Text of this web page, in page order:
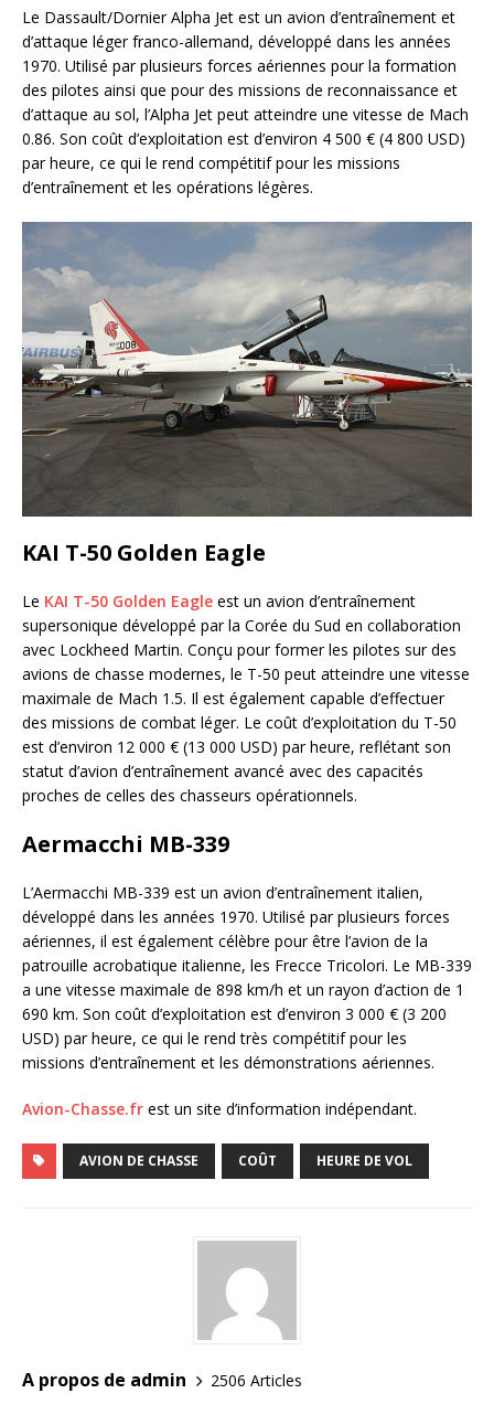
Le Dassault/Dornier Alpha Jet est un avion d’entraînement et
d’attaque léger franco-allemand, développé dans les années
1970. Utilisé par plusieurs forces aériennes pour la formation
des pilotes ainsi que pour des missions de reconnaissance et
d’attaque au sol, l’Alpha Jet peut atteindre une vitesse de Mach
0.86. Son coût d’exploitation est d’environ 4 500 € (4 800 USD)
par heure, ce qui le rend compétitif pour les missions
d’entraînement et les opérations légères.
KAI T-50 Golden Eagle
Le KAI T-50 Golden Eagle est un avion d’entraînement
supersonique développé par la Corée du Sud en collaboration
avec Lockheed Martin. Conçu pour former les pilotes sur des
avions de chasse modernes, le T-50 peut atteindre une vitesse
maximale de Mach 1.5. Il est également capable d’effectuer
des missions de combat léger. Le coût d’exploitation du T-50
est d’environ 12 000 € (13 000 USD) par heure, reflétant son
statut d’avion d’entraînement avancé avec des capacités
proches de celles des chasseurs opérationnels.
Aermacchi MB-339
L’Aermacchi MB-339 est un avion d’entraînement italien,
développé dans les années 1970. Utilisé par plusieurs forces
aériennes, il est également célèbre pour être l’avion de la
patrouille acrobatique italienne, les Frecce Tricolori. Le MB-339
a une vitesse maximale de 898 km/h et un rayon d’action de 1
690 km. Son coût d’exploitation est d’environ 3 000 € (3 200
USD) par heure, ce qui le rend très compétitif pour les
missions d’entraînement et les démonstrations aériennes.
Avion-Chasse.fr est un site d’information indépendant.
AVION DE CHASSE COÛT HEURE DE VOL
A propos de admin
2506 Articles